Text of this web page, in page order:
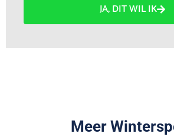
JA, DIT WIL IK
Meer